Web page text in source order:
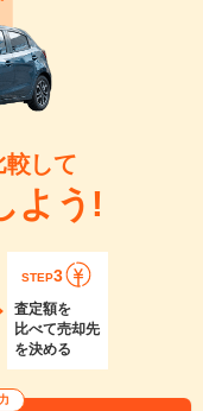
較して
よう!
STEP3
査定額を
比べて売却先
を決める